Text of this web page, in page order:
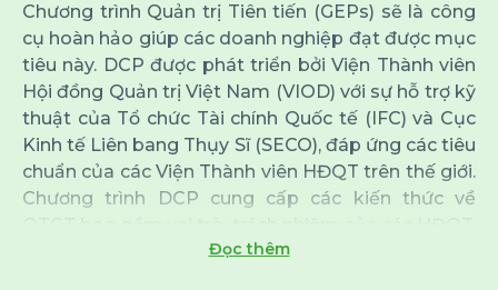
Chương trình Quản trị Tiên tiến (GEPs) sẽ là công
cụ hoàn hảo giúp các doanh nghiệp đạt được mục
tiêu này. DCP được phát triển bởi Viện Thành viên
Hội đồng Quản trị Việt Nam (VIOD) với sự hỗ trợ kỹ
thuật của Tổ chức Tài chính Quốc tế (IFC) và Cục
Kinh tế Liên bang Thụy Sĩ (SECO), đáp ứng các tiêu
chuẩn của các Viện Thành viên HĐQT trên thế giới.
Chương trình DCP cung cấp các kiến thức về
chức năng của các Ủy ban chuyên trách, hướng
Đọc thêm